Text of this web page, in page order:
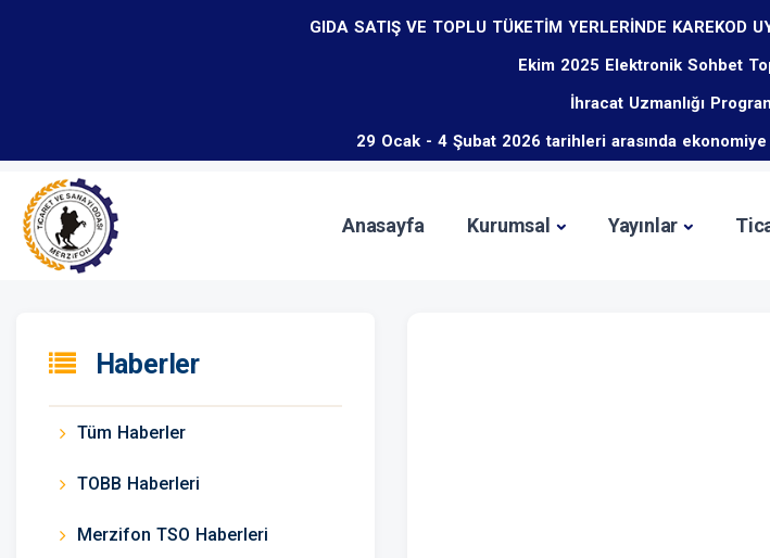
GIDA SATIŞ VE TOPLU TÜKETİM YERLERİNDE KAREKOD
Ekim 2025 Elektronik Sohbet
İhracat Uzmanlığı
29 Ocak - 4 Şubat 2026 tarihleri arasında
Anasayfa Kurumsal Yayınlar
Haberler
Tüm Haberler
TOBB Haberleri
Merzifon TSO Haberleri